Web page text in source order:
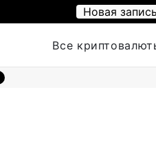
Новая запись
Все